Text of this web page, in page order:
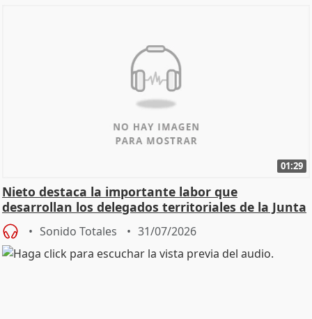
01:29
Nieto destaca la importante labor que
desarrollan los delegados territoriales de la Junta
Sonido Totales 31/07/2026